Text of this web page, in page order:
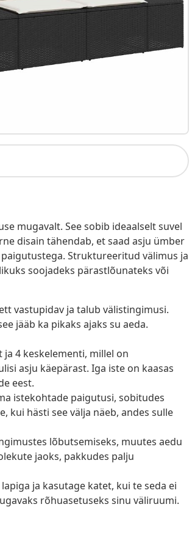
mugavalt. See sobib ideaalselt suvel
disain tähendab, et saad asju ümber
Struktureeritud välimus ja
soojadeks pärastlõunateks või
vastupidav ja talub välistingimusi.
jääb ka pikaks ajaks su aeda.
4 keskelementi, millel on
asju käepärast. Iga iste on kaasas
eest.
istekohtade paigutusi, sobitudes
kui hästi see välja näeb, andes sulle
lõbutsemiseks, muutes aedu
jaoks, pakkudes palju
ja kasutage katet, kui te seda ei
rõhuasetuseks sinu väliruumi.